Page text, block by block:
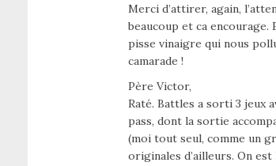
Merci d’attirer, again,
beaucoup et ca
pisse vinaigre qui nous
camarade !
Père Victor,
Raté. Battles a sorti 3 jeux
pass, dont la sortie
(moi tout seul, comme un
originales d’ailleurs. On